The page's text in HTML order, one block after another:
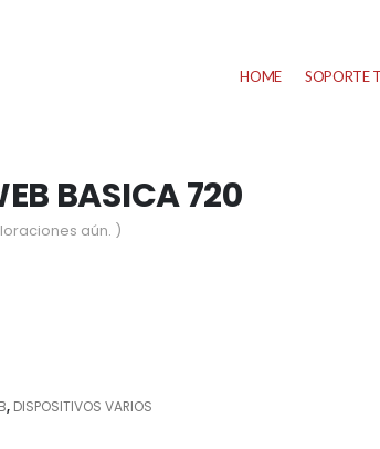
HOME SOPORTE
BASICA 720
aún. )
, DISPOSITIVOS VARIOS